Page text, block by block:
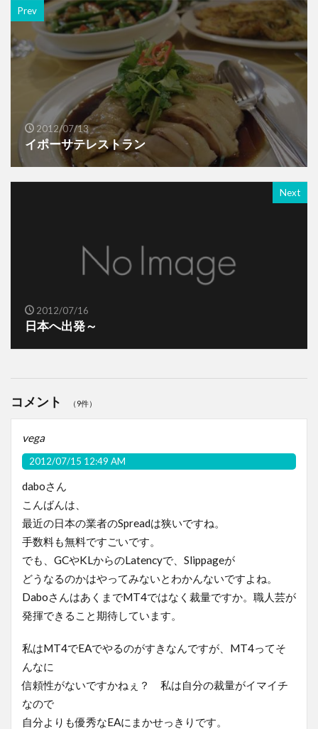
Prev
2012/07/13
イポーサテレストラン
Next
2012/07/16
日本へ出発～
コメント （9件）
vega
2012/07/15 12:49 AM
daboさん
こんばんは、
最近の日本の業者のSpreadは狭いですね。
手数料も無料ですごいです。
でも、GCやKLからのLatencyで、Slippageが
どうなるのかはやってみないとわかんないですよね。
DaboさんはあくまでMT4ではなく裁量ですか。職人芸が
発揮できること期待しています。
私はMT4でEAでやるのがすきなんですが、MT4ってそ
んなに
信頼性がないですかねぇ？ 私は自分の裁量がイマイチ
なので
自分よりも優秀なEAにまかせっきりです。